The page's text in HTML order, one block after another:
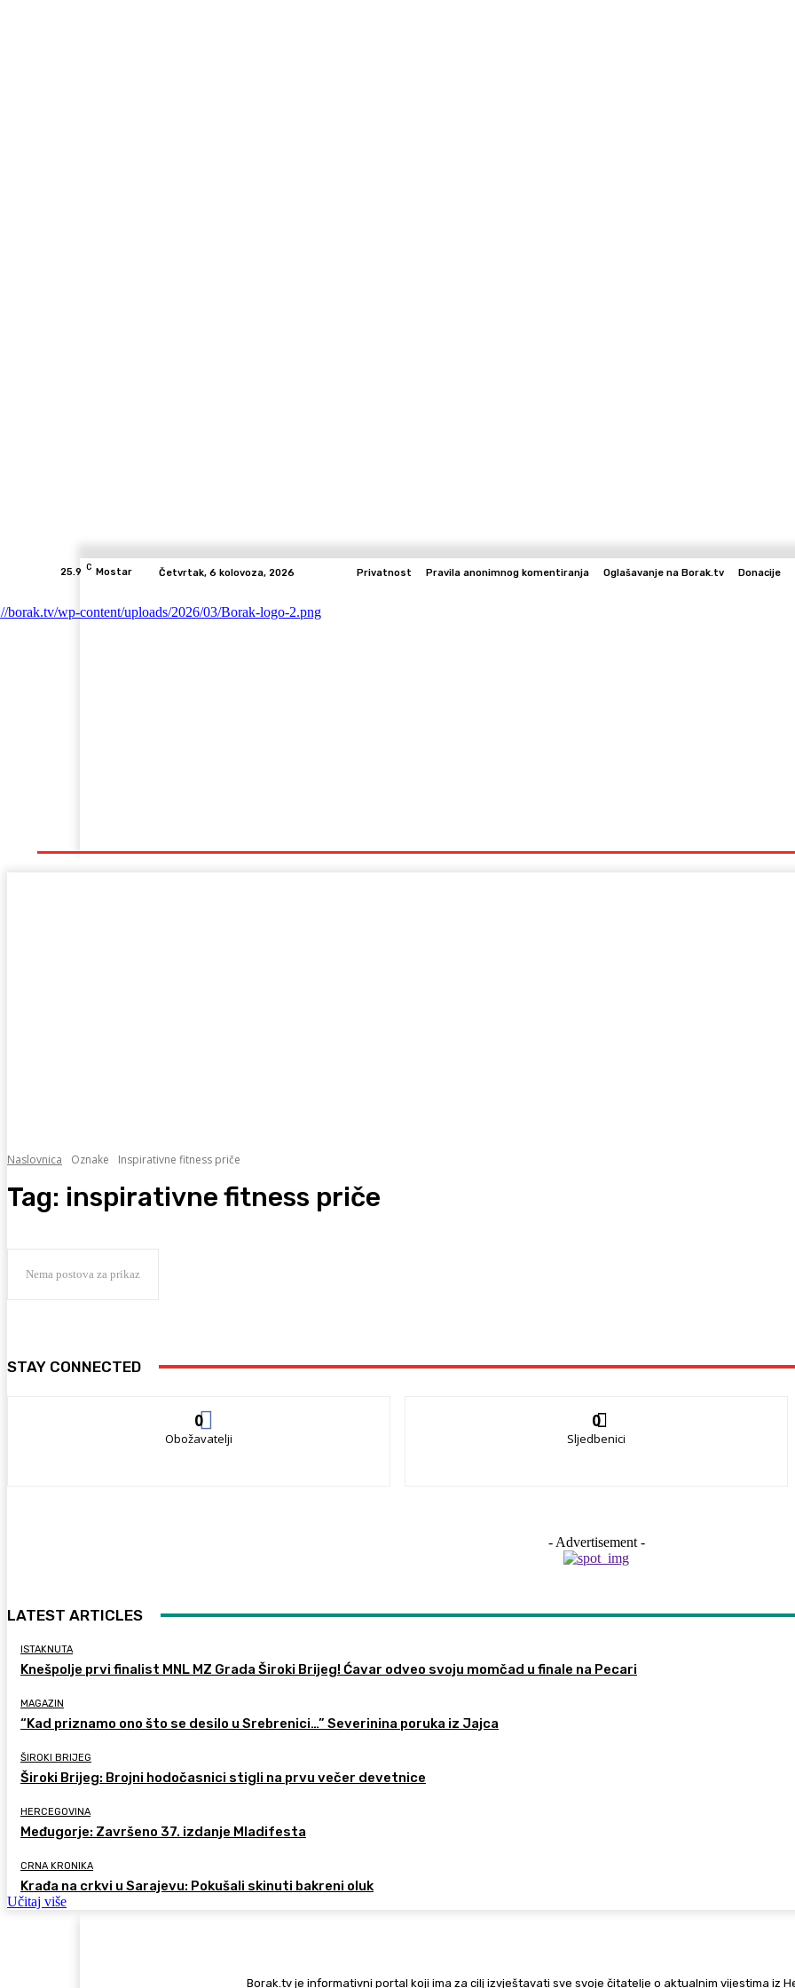
25.9 C Mostar Četvrtak, 6 kolovoza, 2026 Privatnost Pravila anonimnog komentiranja Oglašavanje na Borak.tv Donacije
Naslovnica Oznake Inspirativne fitness priče
Tag: inspirativne fitness priče
Nema postova za prikaz
STAY CONNECTED
0
Obožavatelji
0
Sljedbenici
- Advertisement -
LATEST ARTICLES
ISTAKNUTA
Knešpolje prvi finalist MNL MZ Grada Široki Brijeg! Ćavar odveo svoju momčad u finale na Pecari
MAGAZIN
“Kad priznamo ono što se desilo u Srebrenici…” Severinina poruka iz Jajca
ŠIROKI BRIJEG
Široki Brijeg: Brojni hodočasnici stigli na prvu večer devetnice
HERCEGOVINA
Međugorje: Završeno 37. izdanje Mladifesta
CRNA KRONIKA
Krađa na crkvi u Sarajevu: Pokušali skinuti bakreni oluk
Učitaj više
Borak.tv je informativni portal koji ima za cilj izvještavati sve svoje čitatelje o aktualnim vijestima iz